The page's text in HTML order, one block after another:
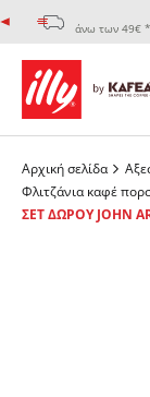
άνω των 49€
Αρχική σελίδα
Φλιτζάνια καφέ
ΣΕΤ ΔΩΡΟΥ JOHN